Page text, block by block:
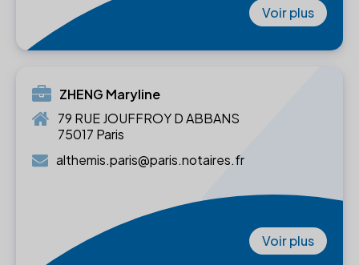
Voir plus
ZHENG Maryline
79 RUE JOUFFROY D ABBANS
75017 Paris
althemis.paris@paris.notaires.fr
Voir plus